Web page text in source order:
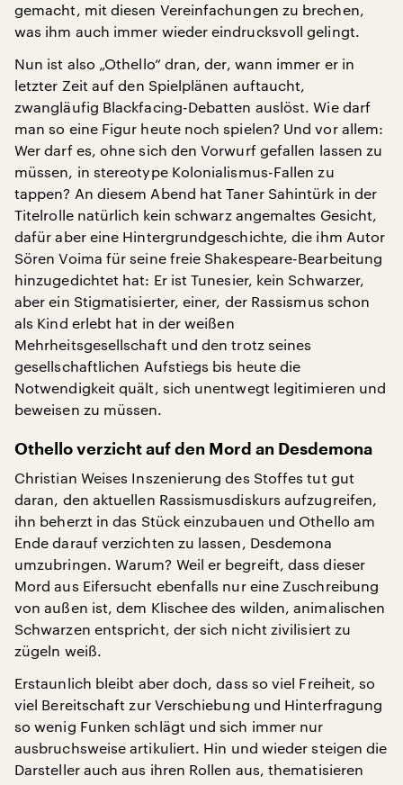
gemacht, mit diesen Vereinfachungen zu brechen,
was ihm auch immer wieder eindrucksvoll gelingt.
Nun ist also „Othello“ dran, der, wann immer er in
letzter Zeit auf den Spielplänen auftaucht,
zwangläufig Blackfacing-Debatten auslöst. Wie darf
man so eine Figur heute noch spielen? Und vor allem:
Wer darf es, ohne sich den Vorwurf gefallen lassen zu
müssen, in stereotype Kolonialismus-Fallen zu
tappen? An diesem Abend hat Taner Sahintürk in der
Titelrolle natürlich kein schwarz angemaltes Gesicht,
dafür aber eine Hintergrundgeschichte, die ihm Autor
Sören Voima für seine freie Shakespeare-Bearbeitung
hinzugedichtet hat: Er ist Tunesier, kein Schwarzer,
aber ein Stigmatisierter, einer, der Rassismus schon
als Kind erlebt hat in der weißen
Mehrheitsgesellschaft und den trotz seines
gesellschaftlichen Aufstiegs bis heute die
Notwendigkeit quält, sich unentwegt legitimieren und
beweisen zu müssen.
Othello verzicht auf den Mord an Desdemona
Christian Weises Inszenierung des Stoffes tut gut
daran, den aktuellen Rassismusdiskurs aufzugreifen,
ihn beherzt in das Stück einzubauen und Othello am
Ende darauf verzichten zu lassen, Desdemona
umzubringen. Warum? Weil er begreift, dass dieser
Mord aus Eifersucht ebenfalls nur eine Zuschreibung
von außen ist, dem Klischee des wilden, animalischen
Schwarzen entspricht, der sich nicht zivilisiert zu
zügeln weiß.
Erstaunlich bleibt aber doch, dass so viel Freiheit, so
viel Bereitschaft zur Verschiebung und Hinterfragung
so wenig Funken schlägt und sich immer nur
ausbruchsweise artikuliert. Hin und wieder steigen die
Darsteller auch aus ihren Rollen aus, thematisieren